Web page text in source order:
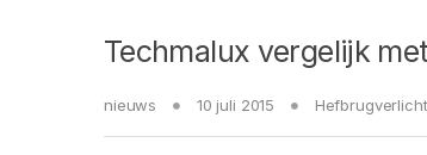
Techmalux vergelijk
nieuws 10 juli 2015